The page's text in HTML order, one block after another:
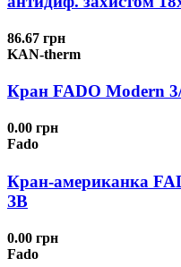
86.67 грн
KAN-therm
Кран FADO Modern
0.00 грн
Fado
Кран-американка
ЗВ
0.00 грн
Fado